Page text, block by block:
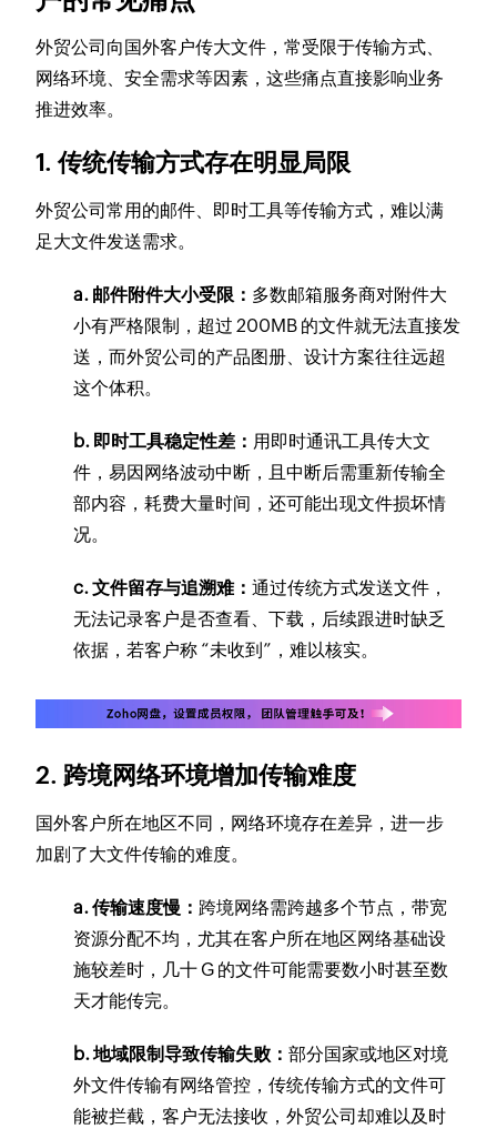
外贸公司向国外客户传大文件，常受限于传输方式、
网络环境、安全需求等因素，这些痛点直接影响业务
推进效率。
1. 传统传输方式存在明显局限
外贸公司常用的邮件、即时工具等传输方式，难以满
足大文件发送需求。
a. 邮件附件大小受限： 多数邮箱服务商对附件大
小有严格限制，超过 200MB 的文件就无法直接发
送，而外贸公司的产品图册、设计方案往往远超
这个体积。
b. 即时工具稳定性差： 用即时通讯工具传大文
件，易因网络波动中断，且中断后需重新传输全
部内容，耗费大量时间，还可能出现文件损坏情
况。
c. 文件留存与追溯难：通过传统方式发送文件，
无法记录客户是否查看、下载，后续跟进时缺乏
依据，若客户称 “未收到”，难以核实。
2. 跨境网络环境增加传输难度
国外客户所在地区不同，网络环境存在差异，进一步
加剧了大文件传输的难度。
a. 传输速度慢： 跨境网络需跨越多个节点，带宽
资源分配不均，尤其在客户所在地区网络基础设
施较差时，几十 G 的文件可能需要数小时甚至数
天才能传完。
b. 地域限制导致传输失败：部分国家或地区对境
外文件传输有网络管控，传统传输方式的文件可
能被拦截，客户无法接收，外贸公司却难以及时